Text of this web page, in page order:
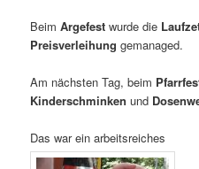
BeimArgefest wurde die
Preisverleihung gemanaged.
Am nächsten Tag, beim
Kinderschminken und
Das war ein arbeitsreiches